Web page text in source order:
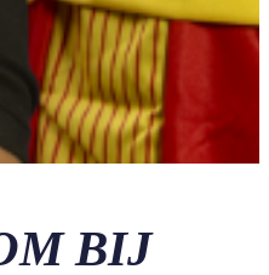
BIJ